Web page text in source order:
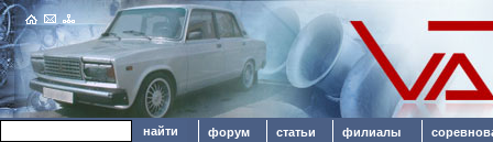
форум статьи филиалы